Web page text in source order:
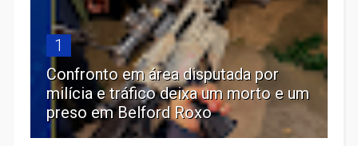
1
Confronto em área disputada por
milícia e tráfico deixa um morto e um
preso em Belford Roxo